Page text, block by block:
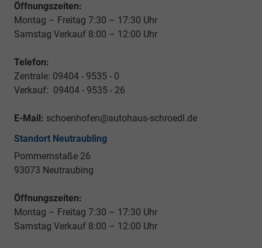
Öffnungszeiten:
Montag – Freitag 7:30 – 17:30 Uhr
Samstag Verkauf 8:00 – 12:00 Uhr
Telefon:
Zentrale: 09404 - 9535 - 0
Verkauf: 09404 - 9535 - 26
E-Mail: schoenhofen@autohaus-schroedl.de
Standort Neutraubling
Pommernstaße 26
93073 Neutraubing
Öffnungszeiten:
Montag – Freitag 7:30 – 17:30 Uhr
Samstag Verkauf 8:00 – 12:00 Uhr